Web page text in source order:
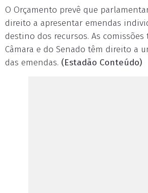
O Orçamento prevê que
direito a apresentar emendas
destino dos recursos. As comissões
Câmara e do Senado têm direito a
das emendas. (Estadão Conteúdo)